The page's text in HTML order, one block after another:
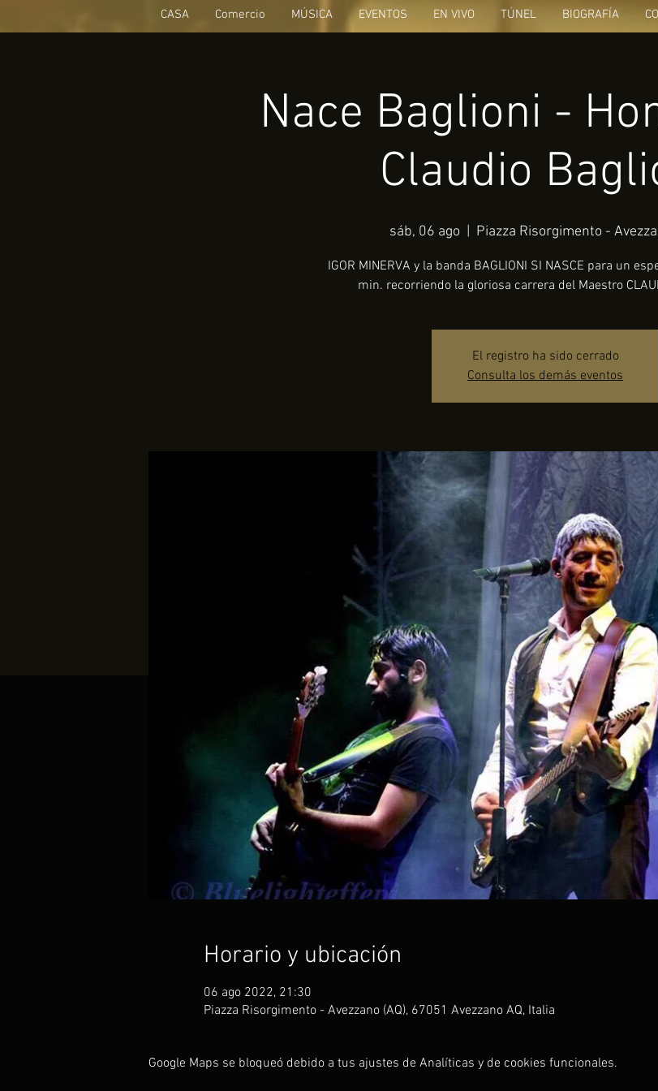
CASA Comercio MÚSICA EVENTOS EN VIVO TÚNEL BIOGRAFÍA
Nace Baglioni -
Claudio
sáb, 06 ago
  |
Piazza Risorgimento -
IGOR MINERVA y la banda BAGLIONI SI NASCE para un
min. recorriendo la gloriosa carrera del Maestro
El registro ha sido cerrado
Consulta los demás eventos
Horario y ubicación
06 ago 2022, 21:30
Piazza Risorgimento - Avezzano (AQ), 67051 Avezzano AQ, Italia
Google Maps se bloqueó debido a tus ajustes de Analíticas y de cookies funcionales.